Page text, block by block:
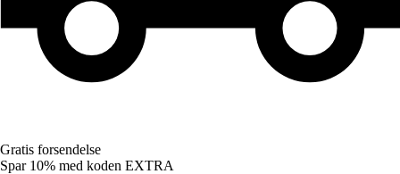
Gratis forsendelse
Spar 10% med koden EXTRA